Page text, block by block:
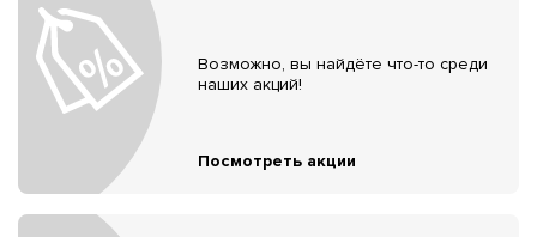
Возможно, вы найдёте что-то среди
наших акций!
Посмотреть акции